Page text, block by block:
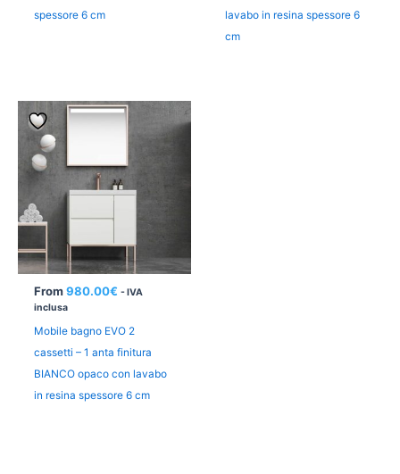
spessore 6 cm
lavabo in resina spessore 6
cm
From 980.00€ - IVA
inclusa
Mobile bagno EVO 2
cassetti – 1 anta finitura
BIANCO opaco con lavabo
in resina spessore 6 cm